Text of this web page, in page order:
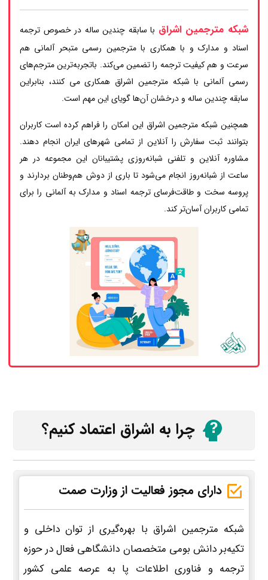
شبکه مترجمین اشراق با سابقه چندین ساله در خصوص ترجمه
اسناد و مدارک و با همکاری با مترجمین رسمی متبحر آلمانی هم
سرعت و هم کیفیت ترجمه را تضمین می‌کند. باتجربه‌ترین مترجم‌های
رسمی آلمانی با شبکه مترجمین اشراق همکاری می کنند، بنابراین
سابقه چندین ساله و درخشان آن‌ها گویای این مهم است.
همچنین شبکه مترجمین اشراق این امکان را فراهم کرده است کاربران
بتوانند ثبت سفارش را آنلاین از تمامی شهرهای ایران انجام دهند.
مشاوره آنلاین و تلفنی شبانه‌روزی پشتیبانان این مجموعه در هر
ساعت از شبانه‌روز انجام می‌شود تا باری از دوش هم‌وطنان بردارند و
پروسه سخت و طاقت‌فرسای ترجمه اسناد و مدارک به آلمانی را برای
تمامی کاربران آسان‌تر کند.
چرا به اشراق اعتماد کنیم؟
دارای مجوز فعالیت از وزارت صمت
شبکه مترجمین اشراق با بهره‌گیری از توان داخلی و
تکیه‌بر دانش بومی متخصصان دانشگاهی فعال در حوزه
ترجمه و فناوری اطلاعات پا به عرصه علمی کشور